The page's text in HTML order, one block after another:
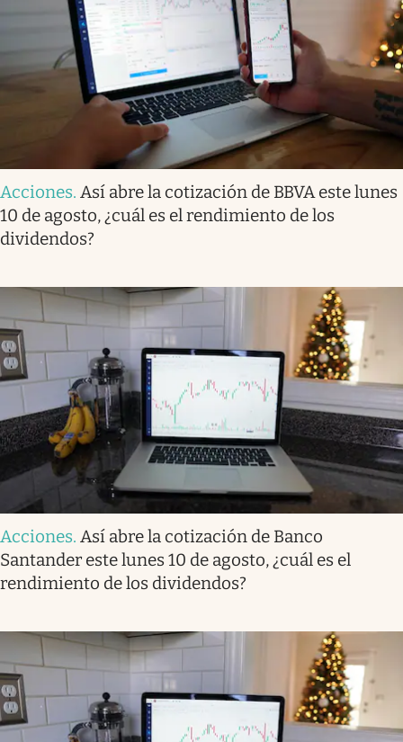
Acciones. Así abre la cotización de BBVA este lunes
10 de agosto, ¿cuál es el rendimiento de los
dividendos?
Acciones. Así abre la cotización de Banco
Santander este lunes 10 de agosto, ¿cuál es el
rendimiento de los dividendos?